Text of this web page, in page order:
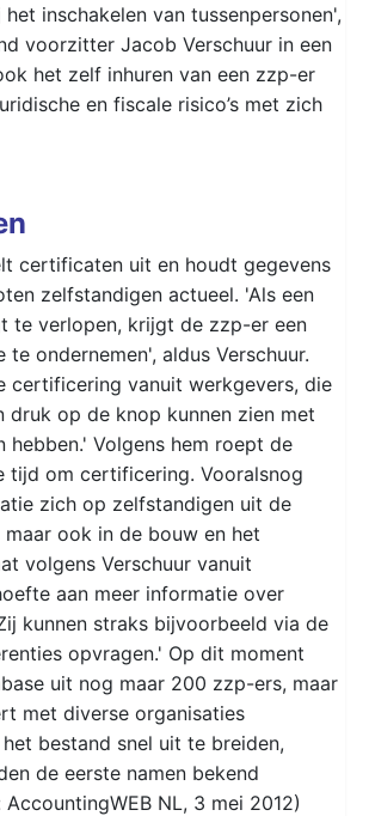
het inschakelen van tussenpersonen',
voorzitter Jacob Verschuur in een
het zelf inhuren van een zzp-er
en fiscale risico’s met zich
certificaten uit en houdt gegevens
zelfstandigen actueel. 'Als een
te verlopen, krijgt de zzp-er een
te ondernemen', aldus Verschuur.
certificering vanuit werkgevers, die
druk op de knop kunnen zien met
hebben.' Volgens hem roept de
tijd om certificering. Vooralsnog
zich op zelfstandigen uit de
ook in de bouw en het
volgens Verschuur vanuit
aan meer informatie over
kunnen straks bijvoorbeeld via de
opvragen.' Op dit moment
uit nog maar 200 zzp-ers, maar
met diverse organisaties
bestand snel uit te breiden,
de eerste namen bekend
NL, 3 mei 2012)